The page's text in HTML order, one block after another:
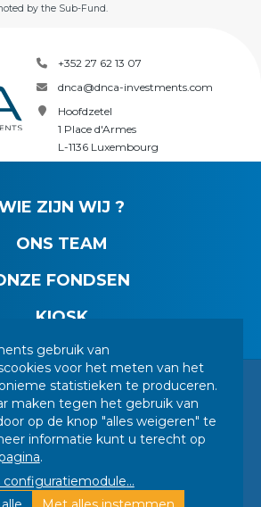
of Natixis Investment Managers, is drawing
impersonation of DNCA Finance by a
Trade". The company is fraudulently
name in exchanges with individuals on
"Bitcoin" transaction. DNCA Finance, nor
Finance Luxembourg and DNCA Finance
to its clients.
by the Sub-Fund.
+352 27 62 13 07
dnca@dnca-investments.com
Hoofdzetel
1 Place d'Armes
L-1136 Luxembourg
ZIJN WIJ ?
ONS TEAM
FONDSEN
KIOSK
WETTELIJKE MEDEDELINGEN
UW PERSOONSGEGEVENS
BEHEER VAN COOKIES
:
door DNCA Finance |
gebruik van
voor het meten van het
statistieken te produceren.
maken tegen het gebruik van
op de knop "alles weigeren" te
informatie kunt u terecht op
.
configuratiemodule...